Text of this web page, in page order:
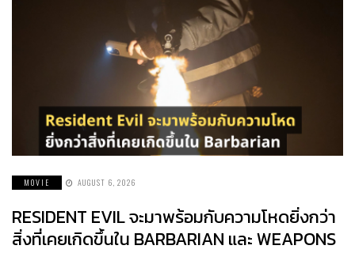
MOVIE AUGUST 6, 2026
RESIDENT EVIL จะมาพร้อมกับความโหดยิ่งกว่า
สิ่งที่เคยเกิดขึ้นใน BARBARIAN และ WEAPONS